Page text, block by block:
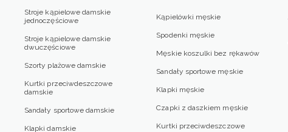
Stroje kąpielowe damskie
jednoczęściowe
Stroje kąpielowe damskie
dwuczęściowe
Szorty plażowe damskie
Kurtki przeciwdeszczowe
damskie
Sandały sportowe damskie
Klapki damskie
Kąpielówki męskie
Spodenki męskie
Męskie koszulki bez rękawów
Sandały sportowe męskie
Klapki męskie
Czapki z daszkiem męskie
Kurtki przeciwdeszczowe